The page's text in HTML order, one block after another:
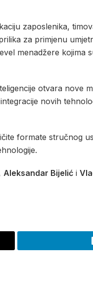
zaposlenika,
za primjenu
menadžere kojima
otvara nove
novih
formate stručnog
Aleksandar Bijelić i